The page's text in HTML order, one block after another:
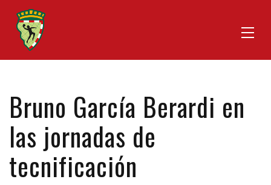
Bruno García Berardi en
las jornadas de
tecnificación